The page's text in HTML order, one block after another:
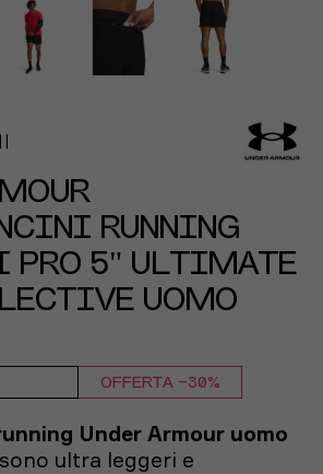
RUNNING
PRO 5" ULTIMATE
UOMO
OFFERTA -30%
Under Armour uomo
ultra leggeri e